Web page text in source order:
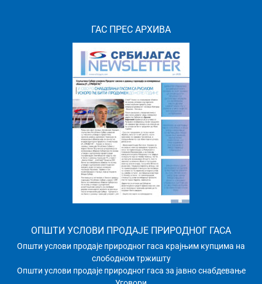
ГАС ПРЕС АРХИВА
ОПШТИ УСЛОВИ ПРОДАЈЕ ПРИРОДНОГ ГАСА
Општи услови продаје природног гаса крајњим купцима на
слободном тржишту
Општи услови продаје природног гаса за јавно снабдевање